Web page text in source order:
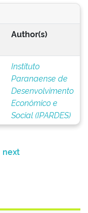
Author(s)
Instituto
Paranaense de
Desenvolvimento
Econômico e
Social (IPARDES)
next